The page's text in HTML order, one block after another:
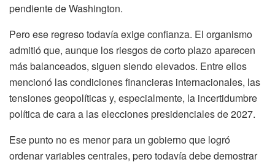
pendiente de Washington.
Pero ese regreso todavía exige confianza. El organismo
admitió que, aunque los riesgos de corto plazo aparecen
más balanceados, siguen siendo elevados. Entre ellos
mencionó las condiciones financieras internacionales, las
tensiones geopolíticas y, especialmente, la incertidumbre
política de cara a las elecciones presidenciales de 2027.
Ese punto no es menor para un gobierno que logró
ordenar variables centrales, pero todavía debe demostrar